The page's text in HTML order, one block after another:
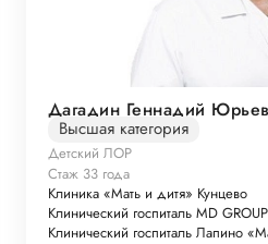
Дагадин Геннадий
Высшая категория
Детский ЛОР
Стаж 33 года
Клиника «Мать и дитя» Кунцево
Клинический госпиталь MD
Клинический госпиталь Лапино